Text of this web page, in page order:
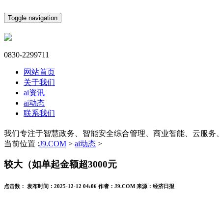
Toggle navigation
0830-2299711
网站首页
关于我们
ai资讯
ai动态
联系我们
我们专注于智慧政务、智能安全综合管理、商业智能、云服务
当前位置 :J9.COM > ai动态 >
较大（如单起金额超3000元
点击数： 发布时间： 2025-12-12 04:06 作者： J9.COM 来源： 经济日报